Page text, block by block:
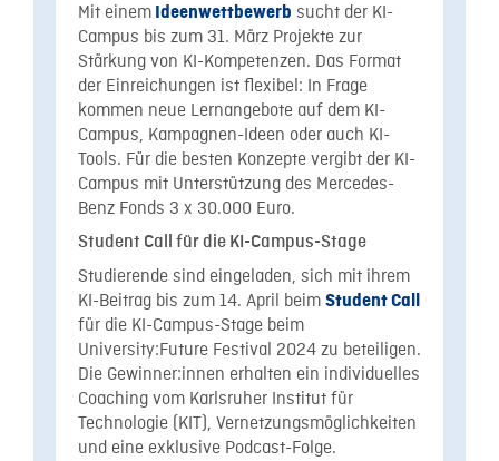
Mit einem Ideenwettbewerb sucht der KI-
Campus bis zum 31. März Projekte zur
Stärkung von KI-Kompetenzen. Das Format
der Einreichungen ist flexibel: In Frage
kommen neue Lernangebote auf dem KI-
Campus, Kampagnen-Ideen oder auch KI-
Tools. Für die besten Konzepte vergibt der KI-
Campus mit Unterstützung des Mercedes-
Benz Fonds 3 x 30.000 Euro.
Student Call für die KI-Campus-Stage
Studierende sind eingeladen, sich mit ihrem
KI-Beitrag bis zum 14. April beim Student Call
für die KI-Campus-Stage beim
University:Future Festival 2024 zu beteiligen.
Die Gewinner:innen erhalten ein individuelles
Coaching vom Karlsruher Institut für
Technologie (KIT), Vernetzungsmöglichkeiten
und eine exklusive Podcast-Folge.